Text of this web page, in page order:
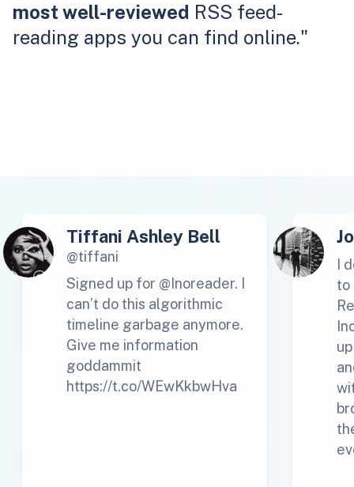
most well-reviewed RSS feed-
reading apps you can find online."
Tiffani Ashley Bell
@tiffani
Signed up for @Inoreader. I
can’t do this algorithmic
timeline garbage anymore.
Give me information
goddammit
https://t.co/WEwKkbwHva
I
to